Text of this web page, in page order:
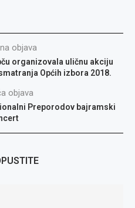
objava
organizovala uličnu akciju
Općih izbora 2018.
objava
Preporodov bajramski